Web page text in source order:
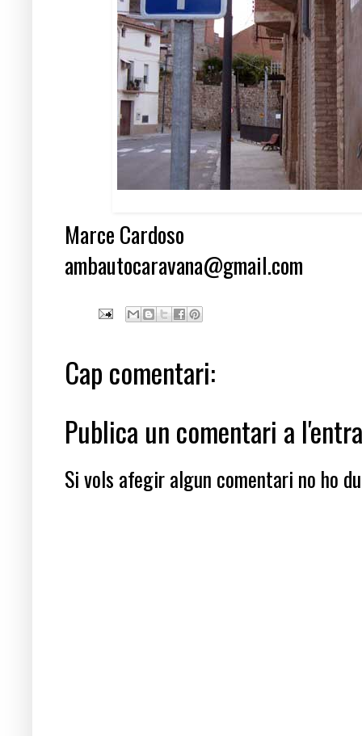
Marce Cardoso
ambautocaravana@gmail.com
Cap comentari:
Publica un comentari a
Si vols afegir algun comentari no ho